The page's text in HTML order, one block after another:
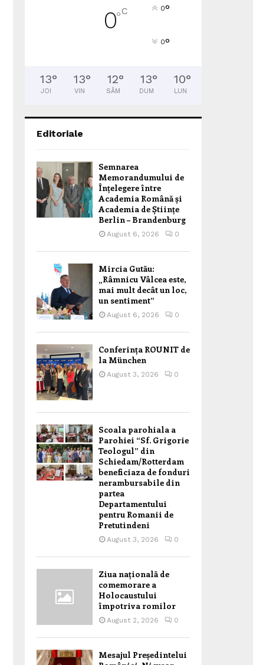
0°C 0°
0°
13°
JOI
13°
VIN
12°
SÂM
13°
DUM
10°
LUN
Editoriale
Semnarea
Memorandumului de
Înțelegere între
Academia Română și
Academia de Științe
Berlin – Brandenburg
August 6, 2026 0
Mircia Gutău:
„Râmnicu Vâlcea este,
mai mult decât un loc,
un sentiment”
August 6, 2026 0
Conferința ROUNIT de
la München
August 3, 2026 0
Scoala parohiala a
Parohiei “Sf. Grigorie
Teologul” din
Schiedam/Rotterdam
beneficiaza de fonduri
nerambursabile din
partea
Departamentului
pentru Romanii de
Pretutindeni
August 3, 2026 0
Ziua națională de
comemorare a
Holocaustului
împotriva romilor
August 2, 2026 0
Mesajul Președintelui